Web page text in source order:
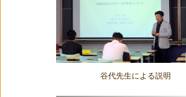
谷代先生による説明